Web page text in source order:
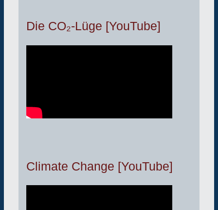
Die CO₂-Lüge [YouTube]
Climate Change [YouTube]